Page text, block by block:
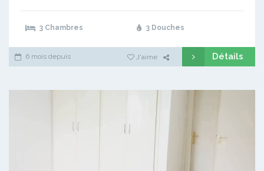
3 Chambres 3 Douches
6 mois depuis J'aime Détails